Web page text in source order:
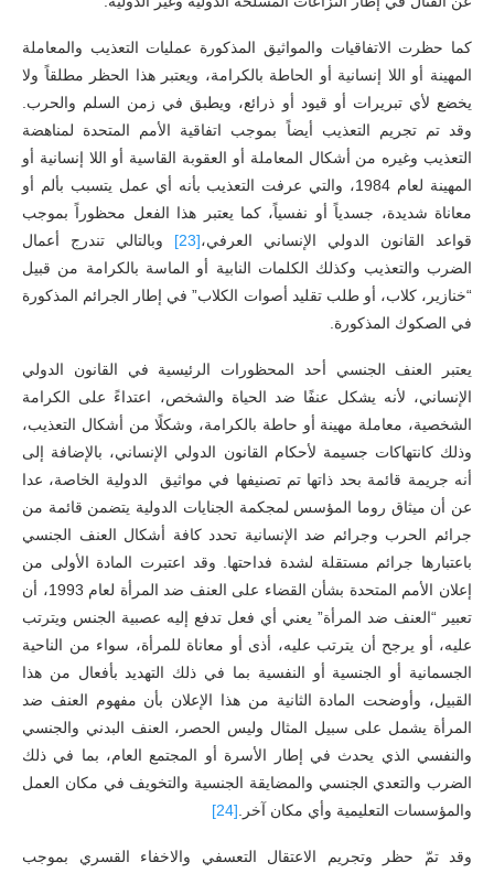
كما حظرت الاتفاقيات والمواثيق المذكورة عمليات التعذيب والمعاملة
المهينة أو اللا إنسانية أو الحاطة بالكرامة، ويعتبر هذا الحظر مطلقاً ولا
يخضع لأي تبريرات أو قيود أو ذرائع، ويطبق في زمن السلم والحرب.
وقد تم تجريم التعذيب أيضاً بموجب اتفاقية الأمم المتحدة لمناهضة
التعذيب وغيره من أشكال المعاملة أو العقوبة القاسية أو اللا إنسانية أو
المهينة لعام 1984، والتي عرفت التعذيب بأنه أي عمل يتسبب بألم أو
معاناة شديدة، جسدياً أو نفسياً، كما يعتبر هذا الفعل محظوراً بموجب
قواعد القانون الدولي الإنساني العرفي،[23]
وبالتالي تندرج أعمال
الضرب والتعذيب وكذلك الكلمات النابية أو الماسة بالكرامة من قبيل
“خنازير، كلاب، أو طلب تقليد أصوات الكلاب” في إطار الجرائم المذكورة
في الصكوك المذكورة.
يعتبر العنف الجنسي أحد المحظورات الرئيسية في القانون الدولي
الإنساني، لأنه يشكل عنفًا ضد الحياة والشخص، اعتداءً على الكرامة
الشخصية، معاملة مهينة أو حاطة بالكرامة، وشكلًا من أشكال التعذيب،
وذلك كانتهاكات جسيمة لأحكام القانون الدولي الإنساني، بالإضافة إلى
أنه جريمة قائمة بحد ذاتها تم تصنيفها في مواثيق الدولية الخاصة، عدا
عن أن ميثاق روما المؤسس لمجكمة الجنايات الدولية يتضمن قائمة من
جرائم الحرب وجرائم ضد الإنسانية تحدد كافة أشكال العنف الجنسي
باعتبارها جرائم مستقلة لشدة فداحتها. وقد اعتبرت المادة الأولى من
إعلان الأمم المتحدة بشأن القضاء على العنف ضد المرأة لعام 1993، أن
تعبير “العنف ضد المرأة” يعني أي فعل تدفع إليه عصبية الجنس ويترتب
عليه، أو يرجح أن يترتب عليه، أذى أو معاناة للمرأة، سواء من الناحية
الجسمانية أو الجنسية أو النفسية بما في ذلك التهديد بأفعال من هذا
القبيل، وأوضحت المادة الثانية من هذا الإعلان بأن مفهوم العنف ضد
المرأة يشمل على سبيل المثال وليس الحصر، العنف البدني والجنسي
والنفسي الذي يحدث في إطار الأسرة أو المجتمع العام، بما في ذلك
الضرب والتعدي الجنسي والمضايقة الجنسية والتخويف في مكان العمل
والمؤسسات التعليمية وأي مكان آخر. [24]
وقد تمّ حظر وتجريم الاعتقال التعسفي والاخفاء القسري بموجب